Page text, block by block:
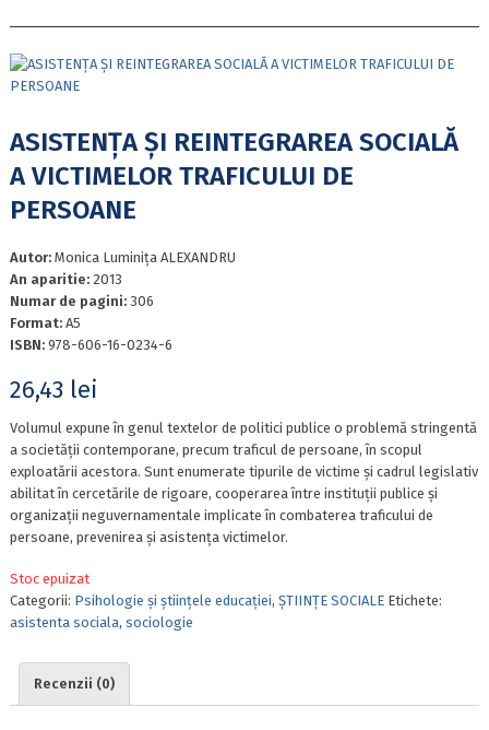
ASISTENȚA ȘI REINTEGRAREA SOCIALĂ
A VICTIMELOR TRAFICULUI DE
PERSOANE
Autor: Monica Luminița ALEXANDRU
An aparitie: 2013
Numar de pagini: 306
Format: A5
ISBN: 978-606-16-0234-6
26,43 lei
Volumul expune în genul textelor de politici publice o problemă stringentă
a societății contemporane, precum traficul de persoane, în scopul
exploatării acestora. Sunt enumerate tipurile de victime și cadrul legislativ
abilitat în cercetările de rigoare, cooperarea între instituții publice și
organizații neguvernamentale implicate în combaterea traficului de
persoane, prevenirea și asistența victimelor.
Stoc epuizat
Categorii: Psihologie și științele educației, ȘTIINȚE SOCIALE Etichete:
asistenta sociala, sociologie
Recenzii (0)